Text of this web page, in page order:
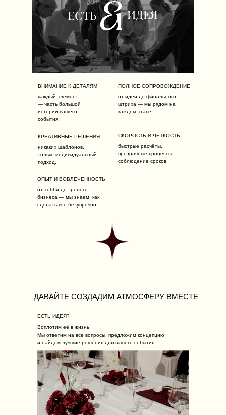
ПОЛНОЕ СОПРОВОЖДЕНИЕ
от идеи до финального
штриха — мы рядом на
каждом этапе.
от хобби до зрелого
бизнеса — мы знаем, как
сделать всё безупречно.
ОПЫТ И ВОВЛЕЧЁННОСТЬ
КРЕАТИВНЫЕ РЕШЕНИЯ
никаких шаблонов.
только индивидуальный
подход.
быстрые расчёты,
прозрачные процессы,
соблюдение сроков.
СКОРОСТЬ И ЧЁТКОСТЬ
ВНИМАНИЕ К ДЕТАЛЯМ
каждый элемент
— часть большой
истории вашего
события.
ДАВАЙТЕ СОЗДАДИМ АТМОСФЕРУ ВМЕСТЕ
ЕСТЬ ИДЕЯ?
Воплотим её в жизнь.
Мы ответим на все вопросы, предложим концепцию
и найдём лучшие решения для вашего события.